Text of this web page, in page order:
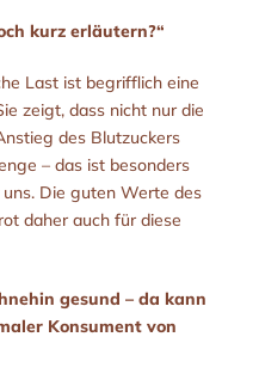
kurz erläutern?“
Last ist begrifflich eine
zeigt, dass nicht nur die
des Blutzuckers
– das ist besonders
Die guten Werte des
daher auch für diese
gesund – da kann
Konsument von